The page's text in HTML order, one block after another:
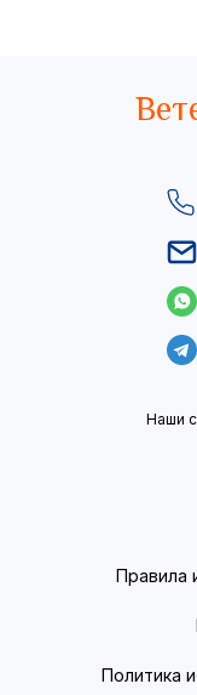
Наши
Правила
Политика